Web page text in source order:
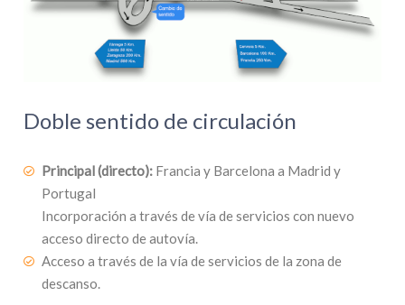
Doble sentido de circulación
Principal (directo): Francia y Barcelona a Madrid y
Portugal
Incorporación a través de vía de servicios con nuevo
acceso directo de autovía.
Acceso a través de la vía de servicios de la zona de
descanso.